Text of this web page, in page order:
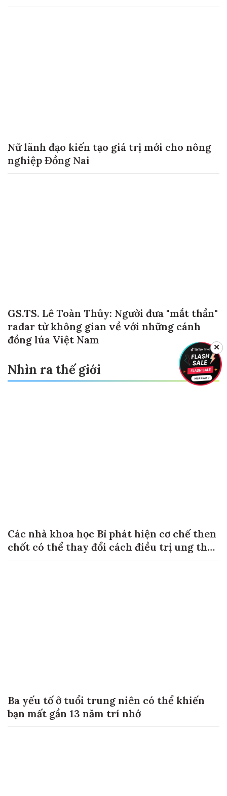
Nữ lãnh đạo kiến tạo giá trị mới cho nông
nghiệp Đồng Nai
GS.TS. Lê Toàn Thủy: Người đưa "mắt thần"
radar từ không gian về với những cánh
đồng lúa Việt Nam
Nhìn ra thế giới
Các nhà khoa học Bỉ phát hiện cơ chế then
chốt có thể thay đổi cách điều trị ung thư
Ba yếu tố ở tuổi trung niên có thể khiến
bạn mất gần 13 năm trí nhớ
✕